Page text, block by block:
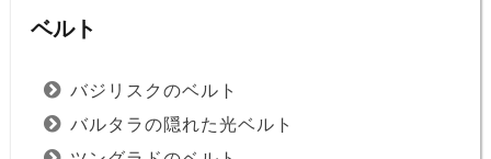
ベルト
バジリスクのベルト
バルタラの隠れた光ベルト